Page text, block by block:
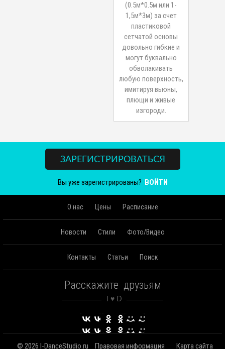
(0.5м*0.5м или 1-
1,5м*3м) за счет
пластиковой
сетчатой основы
довольно гибкие и
могут буквально
обволакивать
любую поверхность,
имитируя вьюны,
плющи и живые
изгороди.
ЗАРЕГИСТРИРОВАТЬСЯ
Вы уже зарегистрированы? ВОЙТИ
О нас Цены Расписание
Новости Стили Фото/Видео
Контакты Статьи Поиск
Расскажите друзьям
© 2026 I-DanceStudio.ru Правовая информация Карта сайта